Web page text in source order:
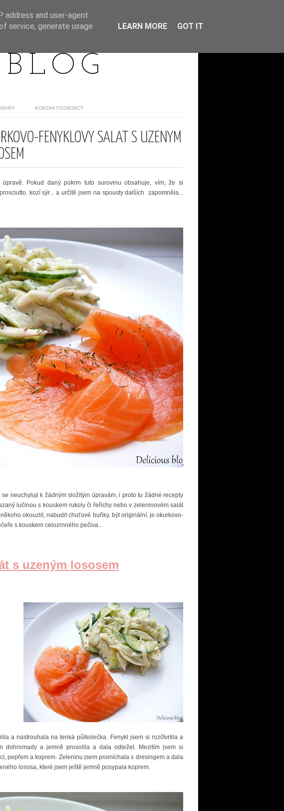
KONTAKT/CONTACT
FENYKLOVÝ SALÁT S UZENÝM
Pokud daný pokrm tuto surovinu obsahuje, vím, že si
kozí sýr... a určitě jsem na spousty dalších zapomněla...
neuchyluji k žádným složitým úpravám, i proto tu žádné recepty
lučinou s kouskem rukoly či řeřichy nebo v zeleninovém salát
okouzlit, nabudit chuťové buňky, být originální, je okurkovo-
s kouskem celozrnného pečiva...
s uzeným lososem
a nastrouhala na tenká půlkolečka. Fenykl jsem si rozčtvrtila a
dohromady a jemně prosolila a dala odležet. Mezitím jsem si
pepřem a koprem. Zeleninu jsem promíchala s dresingem a dala
lososa, které jsem ještě jemně posypala koprem.
address and user-agent
service, generate usage
LEARN MORE GOT IT